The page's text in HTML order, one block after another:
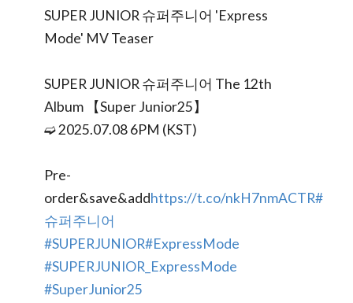
SUPER JUNIOR 슈퍼주니어 'Express
Mode' MV Teaser
SUPER JUNIOR 슈퍼주니어 The 12th
Album 【Super Junior25】
➫ 2025.07.08 6PM (KST)
Pre-
order&save&addhttps://t.co/nkH7nmACTR#
슈퍼주니어
#SUPERJUNIOR#ExpressMode
#SUPERJUNIOR_ExpressMode
#SuperJunior25